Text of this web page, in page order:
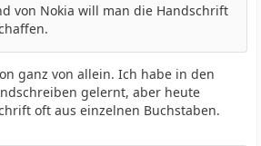
von Nokia will man die Handschrift
ganz von allein. Ich habe in den
gelernt, aber heute
oft aus einzelnen Buchstaben.